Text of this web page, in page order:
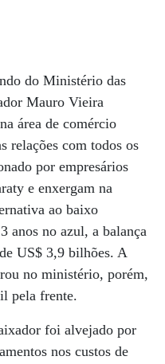
do Ministério das
Mauro Vieira
área de comércio
relações com todos os
por empresários
e enxergam na
ao baixo
anos no azul, a balança
US$ 3,9 bilhões. A
no ministério, porém,
pela frente.
foi alvejado por
nos custos de